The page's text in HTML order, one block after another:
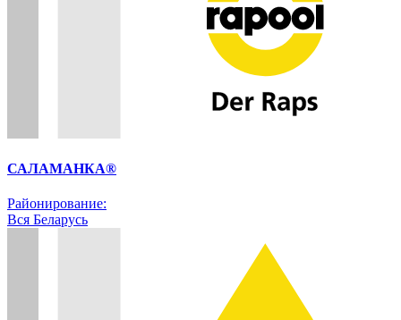
САЛАМАНКА®
Районирование:
Вся Беларусь